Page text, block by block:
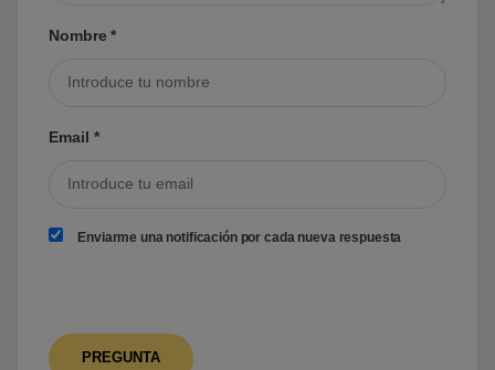
Nombre*
Email *
Enviarme una notificación por cada nueva respuesta